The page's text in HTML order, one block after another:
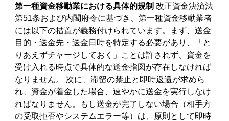
第一種資金移動業における具体的規制 改正資金決済法
第51条および内閣府令に基づき、第一種資金移動業者
には以下の措置が義務付けられています。まず、送金
目的・送金先・送金日時を特定する必要があり、「と
りあえずチャージしておく」ことは許されず、資金を
受け入れる時点で具体的な送金指図が存在しなければ
なりません。 次に、滞留の禁止と即時返還が求めら
れ、資金が着金した場合、速やかに送金を実行しなけ
ればなりません。もし送金が完了しない場合（相手方
の受取拒否やシステムエラー等）は、原則として即時